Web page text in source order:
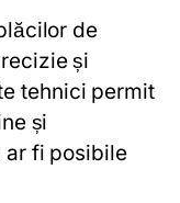
de
și
tehnici permit
și
ar fi posibile